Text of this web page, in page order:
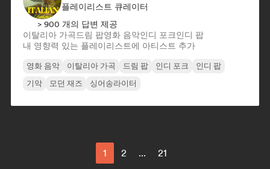
플레이리스트 큐레이터
> 900 개의 답변 제공
이탈리아 가곡드림 팝영화 음악인디 포크인디 팝
내 영향력 있는 플레이리스트에 아티스트 추가
영화 음악 이탈리아 가곡 드림 팝 인디 포크
인디 팝
기악
모던 재즈 싱어송라이터
1 2 ... 21